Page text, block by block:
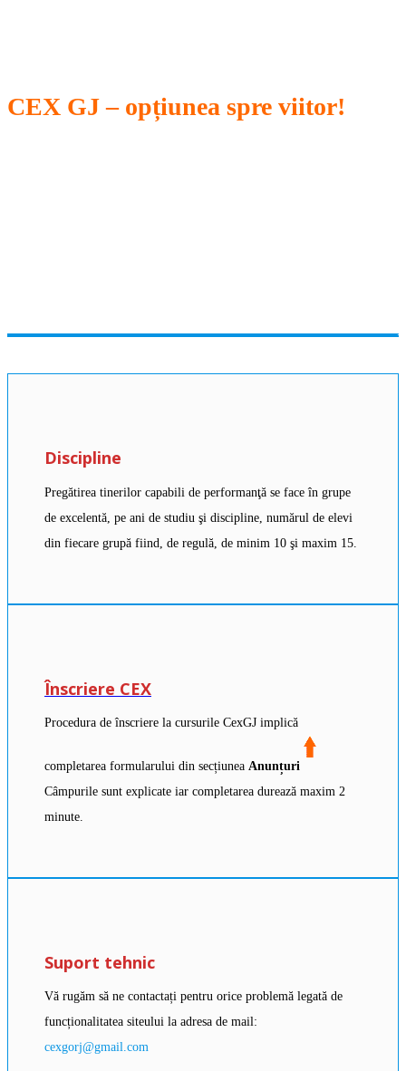
CEX GJ – opțiunea spre viitor!
Discipline
Pregătirea tinerilor capabili de performanţă se face în grupe
de excelentă, pe ani de studiu şi discipline, numărul de elevi
din fiecare grupă fiind, de regulă, de minim 10 şi maxim 15.
Înscriere CEX
Procedura de înscriere la cursurile CexGJ implică
completarea formularului din secțiunea Anunțuri
Câmpurile sunt explicate iar completarea durează maxim 2
minute.
Suport tehnic
Vă rugăm să ne contactați pentru orice problemă legată de
funcționalitatea siteului la adresa de mail:
cexgorj@gmail.com